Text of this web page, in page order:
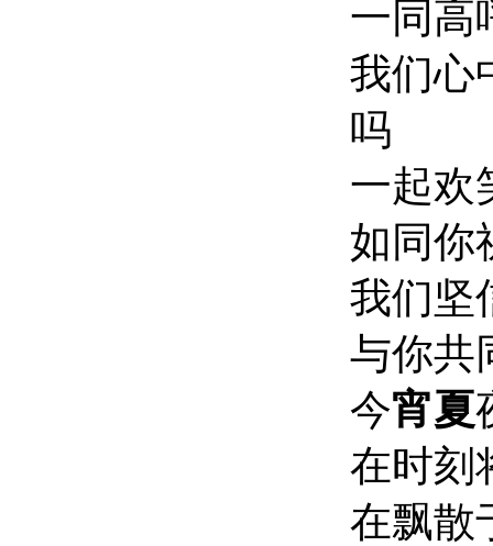
一同高
我们心
吗
一起欢
如同你
我们坚
与你共
今宵夏
在时刻
在飘散